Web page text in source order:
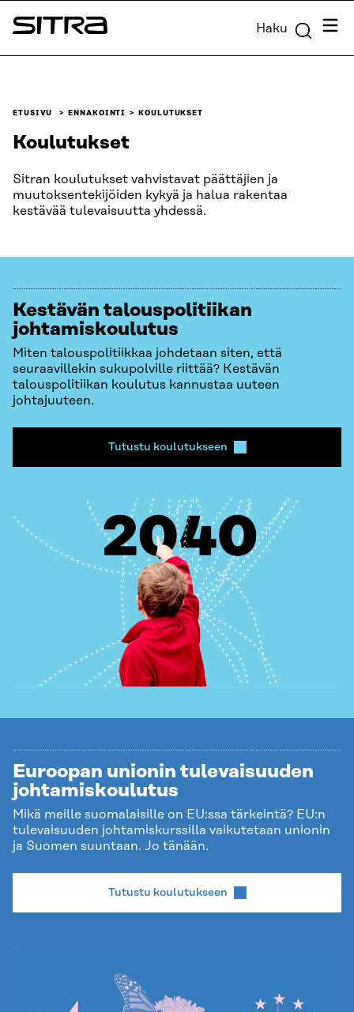
Siirry
suoraan
Sitra Haku
ETUSIVU ENNAKOINTI KOULUTUKSET
Koulutukset
Sitran koulutukset vahvistavat päättäjien ja
muutoksentekijöiden kykyä ja halua rakentaa
kestävää tulevaisuutta yhdessä.
Kestävän talouspolitiikan
johtamiskoulutus
Miten talouspolitiikkaa johdetaan siten, että
seuraavillekin sukupolville riittää? Kestävän
talouspolitiikan koulutus kannustaa uuteen
johtajuuteen.
Tutustu koulutukseen
Euroopan unionin tulevaisuuden
johtamiskoulutus
Mikä meille suomalaisille on EU:ssa tärkeintä? EU:n
tulevaisuuden johtamiskurssilla vaikutetaan unionin
ja Suomen suuntaan. Jo tänään.
Tutustu koulutukseen